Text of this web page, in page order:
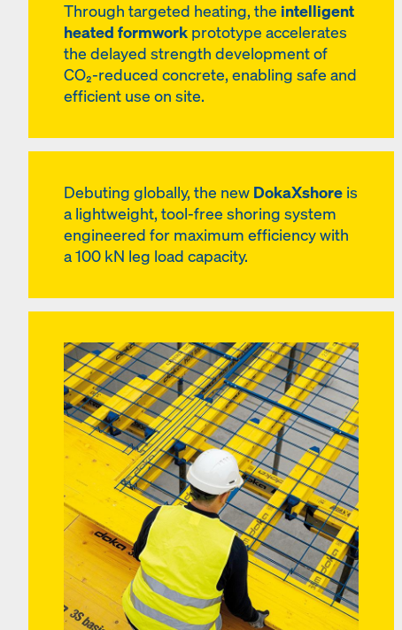
Through targeted heating, the intelligent
heated formwork prototype accelerates
the delayed strength development of
CO₂-reduced concrete, enabling safe and
efficient use on site.
Debuting globally, the new DokaXshore is
a lightweight, tool-free shoring system
engineered for maximum efficiency with
a 100 kN leg load capacity.